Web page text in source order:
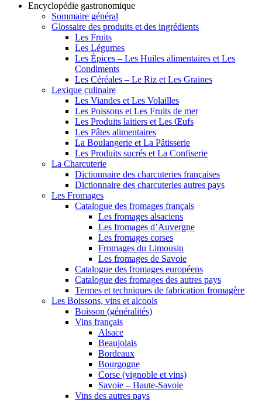
Encyclopédie gastronomique
Sommaire général
Glossaire des produits et des ingrédients
Les Fruits
Les Légumes
Les Épices – Les Huiles alimentaires et Les
Condiments
Les Céréales – Le Riz et Les Graines
Lexique culinaire
Les Viandes et Les Volailles
Les Poissons et Les Fruits de mer
Les Produits laitiers et Les Œufs
Les Pâtes alimentaires
La Boulangerie et La Pâtisserie
Les Produits sucrés et La Confiserie
La Charcuterie
Dictionnaire des charcuteries françaises
Dictionnaire des charcuteries autres pays
Les Fromages
Catalogue des fromages français
Les fromages alsaciens
Les fromages d’Auvergne
Les fromages corses
Fromages du Limousin
Les fromages de Savoie
Catalogue des fromages européens
Catalogue des fromages des autres pays
Termes et techniques de fabrication fromagère
Les Boissons, vins et alcools
Boisson (généralités)
Vins français
Alsace
Beaujolais
Bordeaux
Bourgogne
Corse (vignoble et vins)
Savoie – Haute-Savoie
Vins des autres pays